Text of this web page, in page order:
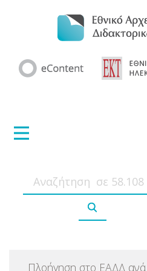
Πλοήγηση στο ΕΑΔΔ ανά